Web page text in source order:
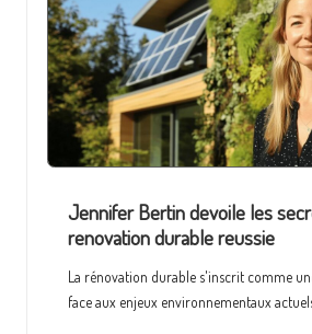
Jennifer Bertin devoile les
renovation durable reussie
La rénovation durable s'inscrit comme
face aux enjeux environnementaux